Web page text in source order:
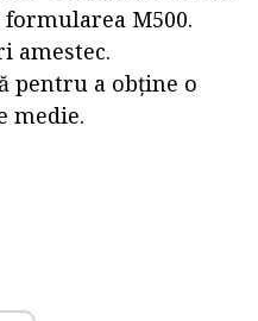
formularea M500.
amestec.
pentru a obține o
medie.